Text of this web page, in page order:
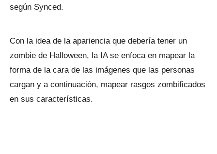
según Synced.
Con la idea de la apariencia que debería tener un
zombie de Halloween, la IA se enfoca en mapear la
forma de la cara de las imágenes que las personas
cargan y a continuación, mapear rasgos zombificados
en sus características.